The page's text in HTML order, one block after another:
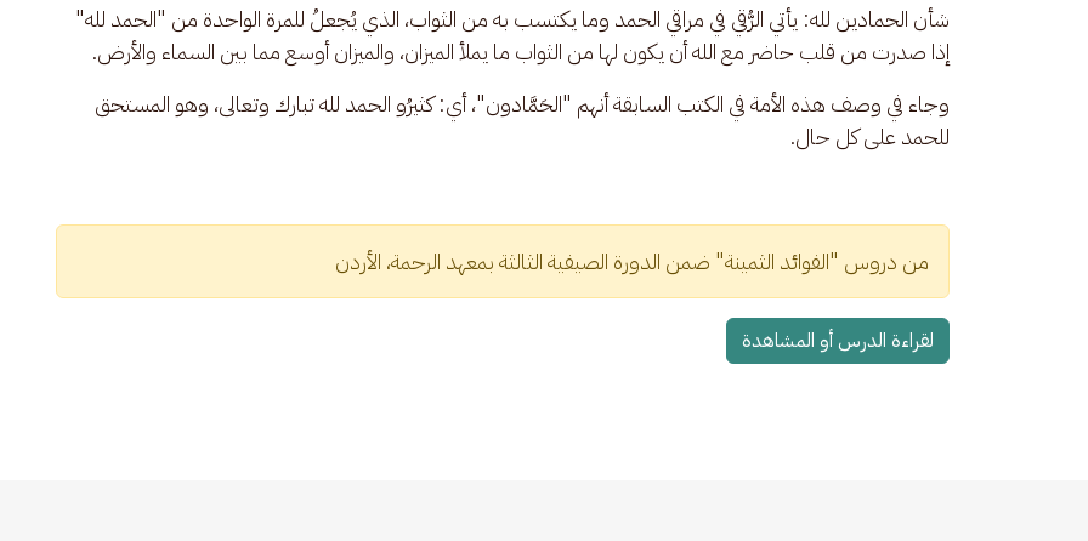
شأن الحمادين لله: يأتي الرُّقي في مراقي الحمد وما يكتسب به من الثواب، الذي يُجعلُ للمرة الواحدة من "الحمد لله"
إذا صدرت من قلب حاضر مع الله أن يكون لها من الثواب ما يملأ الميزان، والميزان أوسع مما بين السماء والأرض.
وجاء في وصف هذه الأمة في الكتب السابقة أنهم "الحَمَّادون"، أي: كثيرُو الحمد لله تبارك وتعالى، وهو المستحق
للحمد على كل حال.
من دروس "الفوائد الثمينة" ضمن الدورة الصيفية الثالثة بمعهد الرحمة، الأردن
لقراءة الدرس أو المشاهدة